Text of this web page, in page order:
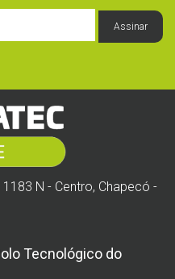
Assinar
N - Centro, Chapecó -
Tecnológico do